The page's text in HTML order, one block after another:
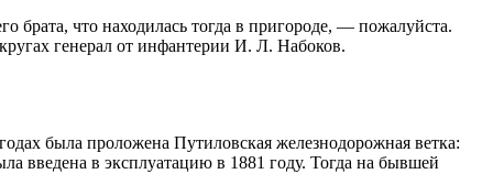
брата, что находилась тогда в пригороде, — пожалуйста.
генерал от инфантерии И. Л. Набоков.
была проложена Путиловская железнодорожная ветка:
введена в эксплуатацию в 1881 году. Тогда на бывшей